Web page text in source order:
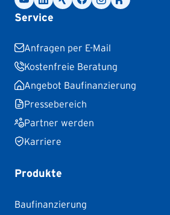
Service
Anfragen per E-Mail
Kostenfreie Beratung
Angebot Baufinanzierung
Pressebereich
Partner werden
Karriere
Produkte
Baufinanzierung